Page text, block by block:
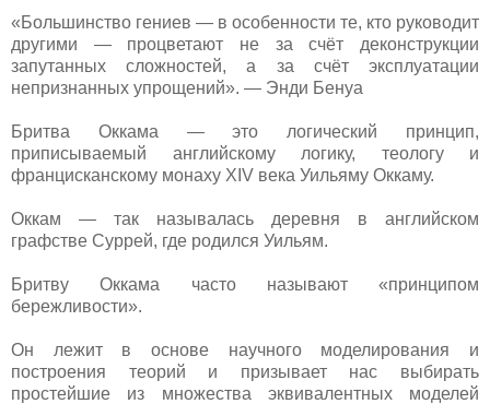
«Большинство гениев — в особенности те, кто руководит
другими — процветают не за счёт деконструкции
запутанных сложностей, а за счёт эксплуатации
непризнанных упрощений». — Энди Бенуа
Бритва Оккама — это логический принцип,
приписываемый английскому логику, теологу и
францисканскому монаху XIV века Уильяму Оккаму.
Оккам — так называлась деревня в английском
графстве Суррей, где родился Уильям.
Бритву Оккама часто называют «принципом
бережливости».
Он лежит в основе научного моделирования и
построения теорий и призывает нас выбирать
простейшие из множества эквивалентных моделей